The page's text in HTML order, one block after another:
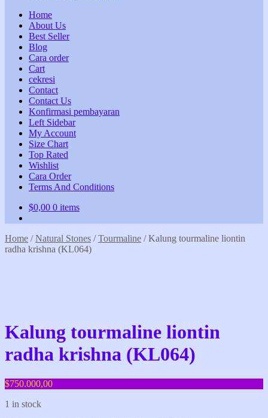
Home
About Us
Best Seller
Blog
Cara order
Cart
cekresi
Contact
Contact Us
Konfirmasi pembayaran
Left Sidebar
My Account
Size Chart
Top Rated
Wishlist
Cara Order
Terms And Conditions
$0,00 0 items
Home /Natural Stones /Tourmaline /Kalung tourmaline liontin
radha krishna (KL064)
Kalung tourmaline liontin
radha krishna (KL064)
$750.000,00
1 in stock